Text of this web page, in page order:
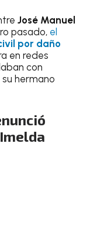
José Manuel
pasado, el
por daño
en redes
con
hermano